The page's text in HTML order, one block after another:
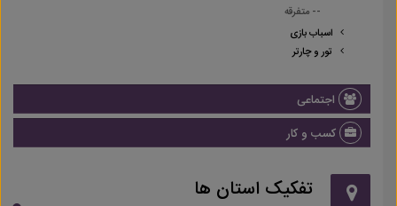
-- متفرقه
اسباب بازی
تور و چارتر
اجتماعی
کسب و کار
تفکیک استان ها